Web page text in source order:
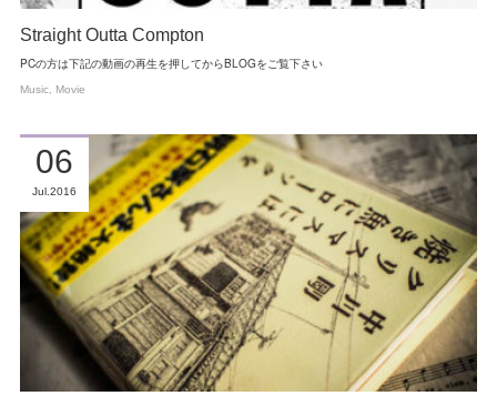
Straight Outta Compton
PCの方は下記の動画の再生を押してからBLOGをご覧下さい
Music Movie
06
Jul 2016